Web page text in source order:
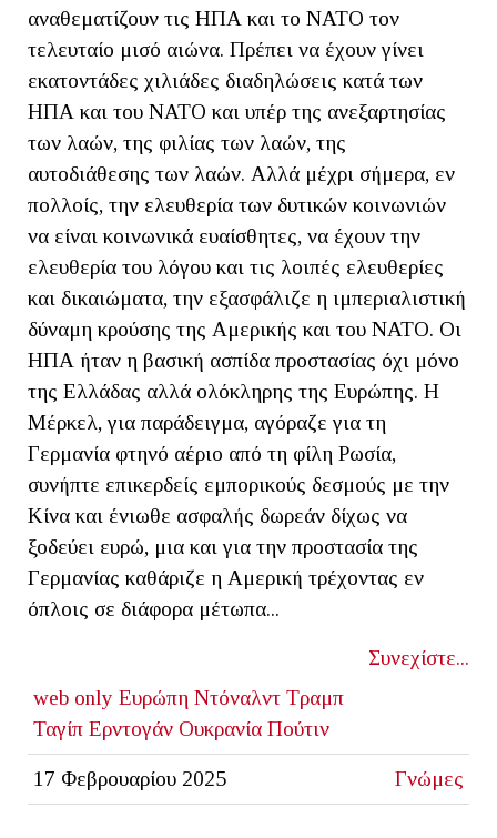
αναθεματίζουν τις ΗΠΑ και το ΝΑΤΟ τον
τελευταίο μισό αιώνα. Πρέπει να έχουν γίνει
εκατοντάδες χιλιάδες διαδηλώσεις κατά των
ΗΠΑ και του ΝΑΤΟ και υπέρ της ανεξαρτησίας
των λαών, της φιλίας των λαών, της
αυτοδιάθεσης των λαών. Αλλά μέχρι σήμερα, εν
πολλοίς, την ελευθερία των δυτικών κοινωνιών
να είναι κοινωνικά ευαίσθητες, να έχουν την
ελευθερία του λόγου και τις λοιπές ελευθερίες
και δικαιώματα, την εξασφάλιζε η ιμπεριαλιστική
δύναμη κρούσης της Αμερικής και του ΝΑΤΟ. Οι
ΗΠΑ ήταν η βασική ασπίδα προστασίας όχι μόνο
της Ελλάδας αλλά ολόκληρης της Ευρώπης. Η
Μέρκελ, για παράδειγμα, αγόραζε για τη
Γερμανία φτηνό αέριο από τη φίλη Ρωσία,
συνήπτε επικερδείς εμπορικούς δεσμούς με την
Κίνα και ένιωθε ασφαλής δωρεάν δίχως να
ξοδεύει ευρώ, μια και για την προστασία της
Γερμανίας καθάριζε η Αμερική τρέχοντας εν
όπλοις σε διάφορα μέτωπα...
Συνεχίστε...
web only Ευρώπη Ντόναλντ Τραμπ
Ταγίπ Ερντογάν Ουκρανία Πούτιν
17 Φεβρουαρίου 2025 Γνώμες